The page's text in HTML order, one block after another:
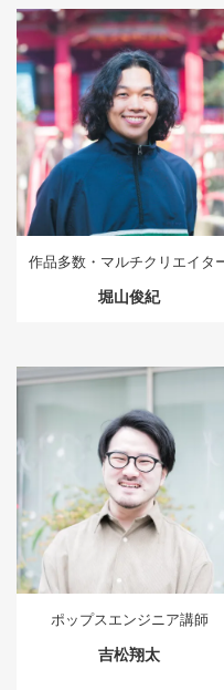
作品多数・マルチクリエイタ
堀山俊紀
ポップスエンジニア講師
吉松翔太